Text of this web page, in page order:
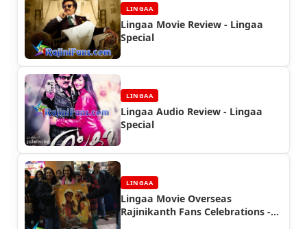
LINGAA
Lingaa Movie Review - Lingaa
Special
LINGAA
Lingaa Audio Review - Lingaa
Special
LINGAA
Lingaa Movie Overseas
Rajinikanth Fans Celebrations -